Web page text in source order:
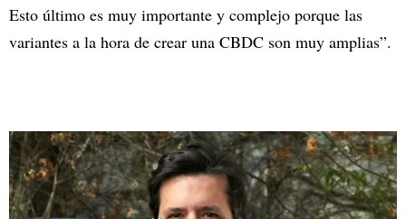
Esto último es muy importante y complejo porque las
variantes a la hora de crear una CBDC son muy amplias”.